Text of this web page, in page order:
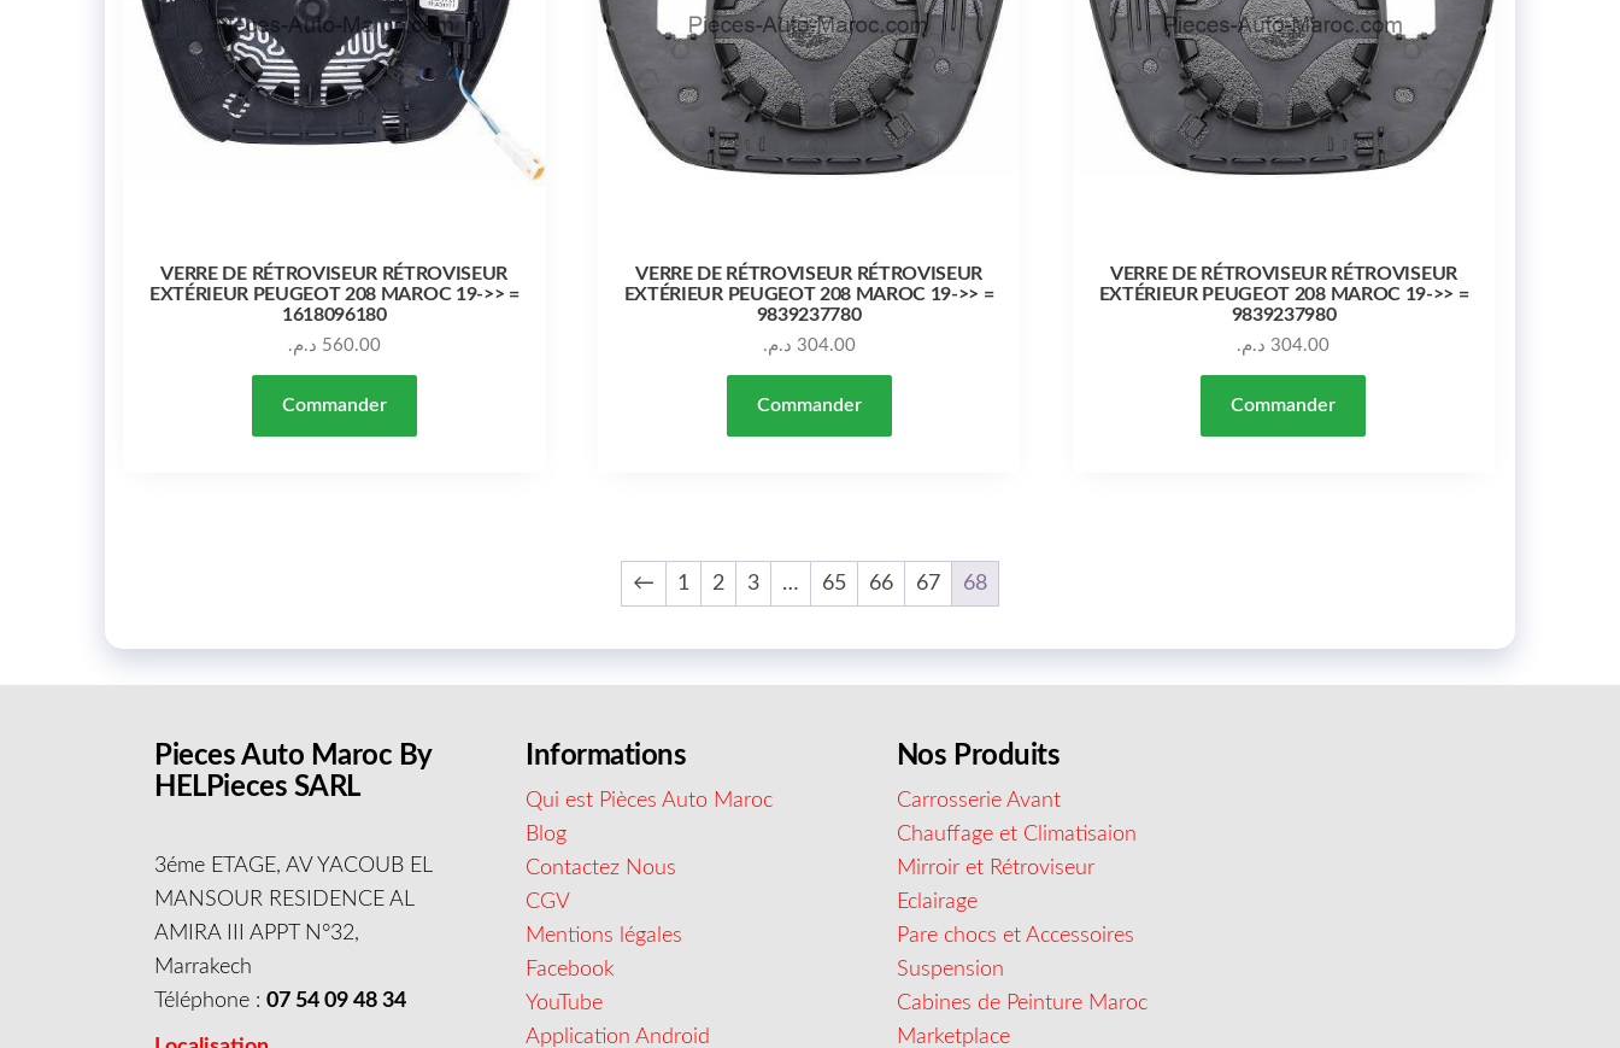
VERRE DE RÉTROVISEUR RÉTROVISEUR
EXTÉRIEUR PEUGEOT 208 MAROC 19->> =
1618096180
560.00 د.م.
Commander
VERRE DE RÉTROVISEUR RÉTROVISEUR
EXTÉRIEUR PEUGEOT 208 MAROC 19->> =
9839237780
304.00 د.م.
Commander
VERRE DE RÉTROVISEUR RÉTROVISEUR
EXTÉRIEUR PEUGEOT 208 MAROC 19->> =
9839237980
304.00 د.م.
Commander
← 1 2 3 … 65 66 67 68
Pieces Auto Maroc By
HELPieces SARL
3éme ETAGE, AV YACOUB EL
MANSOUR RESIDENCE AL
AMIRA III APPT N°32,
Marrakech
Téléphone :07 54 09 48 34
Informations
Qui est Pièces Auto Maroc
Blog
Contactez Nous
CGV
Mentions légales
Facebook
YouTube
Application Android
Nos Produits
Carrosserie Avant
Chauffage et Climatisaion
Mirroir et Rétroviseur
Eclairage
Pare chocs et Accessoires
Suspension
Cabines de Peinture Maroc
Marketplace